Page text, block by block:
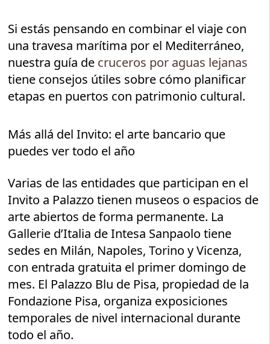
Si estás pensando en combinar el viaje con
una travesa marítima por el Mediterráneo,
nuestra guía de cruceros por aguas lejanas
tiene consejos útiles sobre cómo planificar
etapas en puertos con patrimonio cultural.
Más allá del Invito: el arte bancario que
puedes ver todo el año
Varias de las entidades que participan en el
Invito a Palazzo tienen museos o espacios de
arte abiertos de forma permanente. La
Gallerie d’Italia de Intesa Sanpaolo tiene
sedes en Milán, Napoles, Torino y Vicenza,
con entrada gratuita el primer domingo de
mes. El Palazzo Blu de Pisa, propiedad de la
Fondazione Pisa, organiza exposiciones
temporales de nivel internacional durante
todo el año.